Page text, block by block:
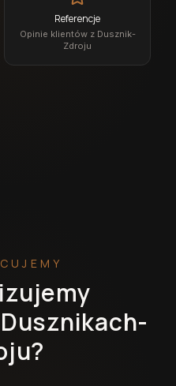
Referencje
Opinie klientów z Dusznik-
Zdroju